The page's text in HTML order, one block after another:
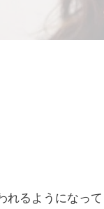
れるようになって